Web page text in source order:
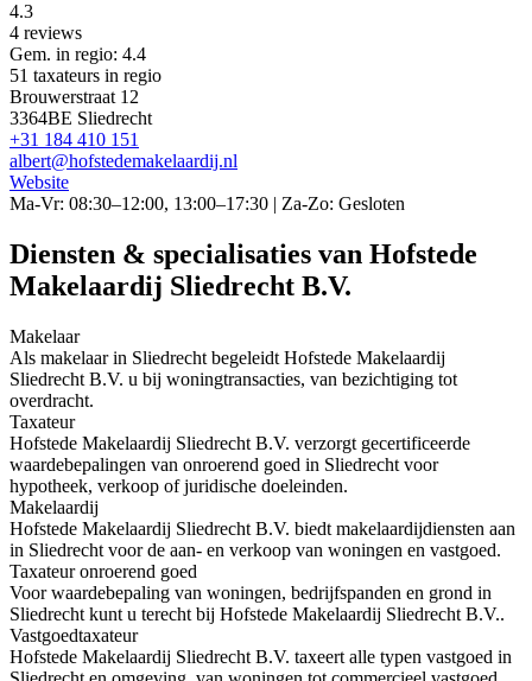
4.3
4 reviews
Gem. in regio: 4.4
51 taxateurs in regio
Brouwerstraat 12
3364BE Sliedrecht
+31 184 410 151
albert@hofstedemakelaardij.nl
Website
Ma-Vr: 08:30–12:00, 13:00–17:30 | Za-Zo: Gesloten
Diensten & specialisaties van Hofstede
Makelaardij Sliedrecht B.V.
Makelaar
Als makelaar in Sliedrecht begeleidt Hofstede Makelaardij
Sliedrecht B.V. u bij woningtransacties, van bezichtiging tot
overdracht.
Taxateur
Hofstede Makelaardij Sliedrecht B.V. verzorgt gecertificeerde
waardebepalingen van onroerend goed in Sliedrecht voor
hypotheek, verkoop of juridische doeleinden.
Makelaardij
Hofstede Makelaardij Sliedrecht B.V. biedt makelaardijdiensten aan
in Sliedrecht voor de aan- en verkoop van woningen en vastgoed.
Taxateur onroerend goed
Voor waardebepaling van woningen, bedrijfspanden en grond in
Sliedrecht kunt u terecht bij Hofstede Makelaardij Sliedrecht B.V..
Vastgoedtaxateur
Hofstede Makelaardij Sliedrecht B.V. taxeert alle typen vastgoed in